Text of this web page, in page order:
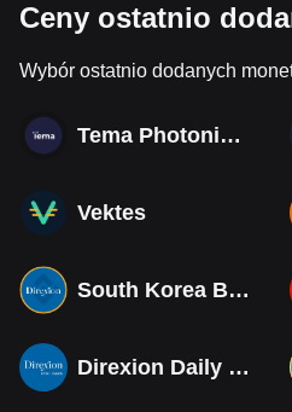
Ceny ostatnio
Wybór ostatnio dodanych
Tema Photonics & Optical ETF
Vektes
South Korea Bull 3X ETF Tokenized bStocks
Direxion Daily MSCI South Korea Bull 3X ETF (Derivatives)